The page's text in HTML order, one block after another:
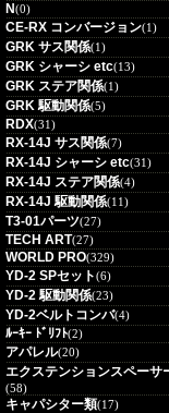
N(0)
CE-RX コンバージョン(1)
GRK サス関係(1)
GRK シャーシ etc(13)
GRK ステア関係(1)
GRK 駆動関係(5)
RDX(31)
RX-14J サス関係(7)
RX-14J シャーシ etc(31)
RX-14J ステア関係(4)
RX-14J 駆動関係(11)
T3-01パーツ(27)
TECH ART(27)
WORLD PRO(329)
YD-2 SPセット(6)
YD-2 駆動関係(23)
YD-2ベルトコンバ(4)
ﾙｰｷｰ ﾄﾞﾘﾌﾄ(2)
アパレル(20)
エクステンションスペーサ
(58)
キャパシター類(17)